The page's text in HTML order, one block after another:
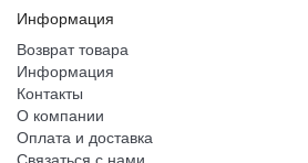
Информация
Возврат товара
Информация
Контакты
О компании
Оплата и доставка
Связаться с нами